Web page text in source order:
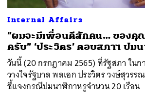
Internal Affairs
“ผมจะมีเพื่อนดีสักคน… ของคุ
ครับ” ‘ประวิตร’ ตอบสภาฯ ปม
วันนี้ (20 กรกฎาคม 2565) ที่รัฐสภา ในก
วางใจรัฐบาล พลเอก ประวิตร วงษ์สุวร
ชี้แจงกรณีปมนาฬิกาหรูจำนวน 20 เรือน